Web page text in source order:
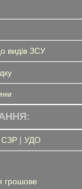
видів ЗСУ
СЗР| УДО
грошове